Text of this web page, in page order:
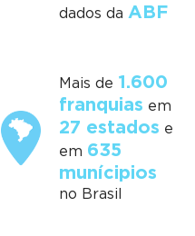
dados da ABF
Mais de 1.600
franquias em
27 estados e
em 635
munícipios
no Brasil